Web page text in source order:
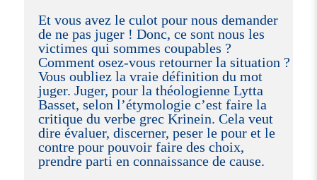
Et vous avez le culot pour nous demander
de ne pas juger ! Donc, ce sont nous les
victimes qui sommes coupables ?
Comment osez-vous retourner la situation ?
Vous oubliez la vraie définition du mot
juger. Juger, pour la théologienne Lytta
Basset, selon l’étymologie c’est faire la
critique du verbe grec Krinein. Cela veut
dire évaluer, discerner, peser le pour et le
contre pour pouvoir faire des choix,
prendre parti en connaissance de cause.